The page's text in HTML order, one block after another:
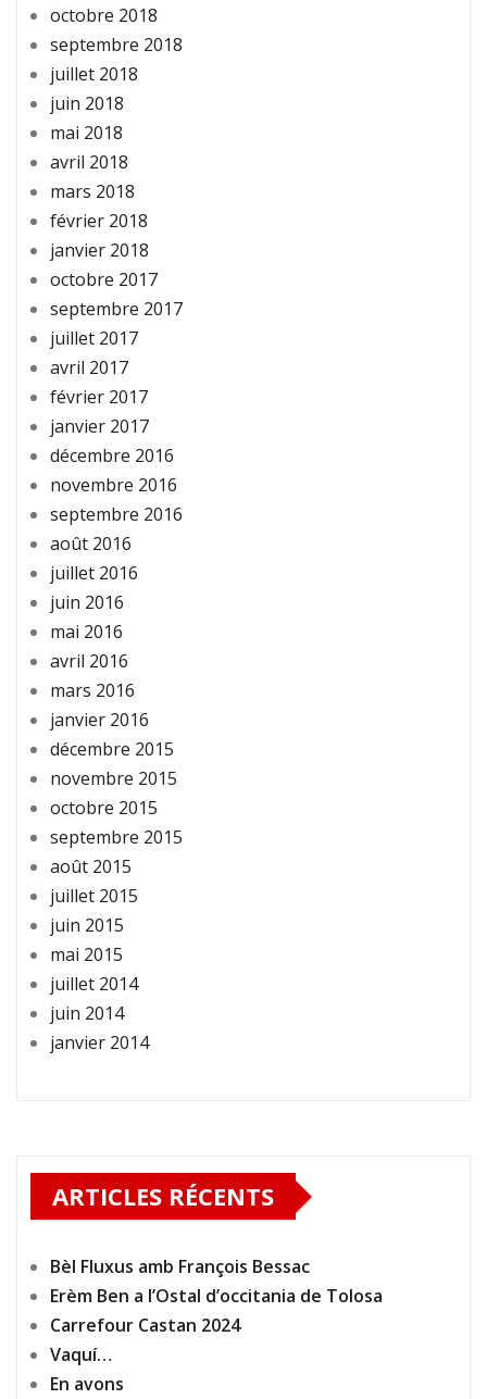
octobre 2018
septembre 2018
juillet 2018
juin 2018
mai 2018
avril 2018
mars 2018
février 2018
janvier 2018
octobre 2017
septembre 2017
juillet 2017
avril 2017
février 2017
janvier 2017
décembre 2016
novembre 2016
septembre 2016
août 2016
juillet 2016
juin 2016
mai 2016
avril 2016
mars 2016
janvier 2016
décembre 2015
novembre 2015
octobre 2015
septembre 2015
août 2015
juillet 2015
juin 2015
mai 2015
juillet 2014
juin 2014
janvier 2014
ARTICLES RÉCENTS
Bèl Fluxus amb François Bessac
Erèm Ben a l’Ostal d’occitania de Tolosa
Carrefour Castan 2024
Vaquí…
En avons